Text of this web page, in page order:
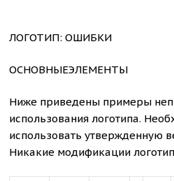
ЛОГОТИП: ОШИБКИ
ОСНОВНЫЕЭЛЕМЕНТЫ
Ниже приведены примеры
использования логотипа.
использовать утвержденную
Никакие модификации